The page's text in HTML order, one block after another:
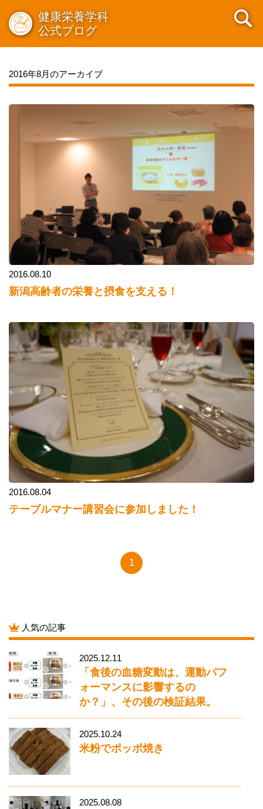
健康栄養学科
公式ブログ
2016年8月のアーカイブ
2016.08.10
新潟高齢者の栄養と摂食を支える！
2016.08.04
テーブルマナー講習会に参加しました！
1
人気の記事
2025.12.11
「食後の血糖変動は、運動パフ
ォーマンスに影響するの
か？」、その後の検証結果。
2025.10.24
米粉でポッポ焼き
2025.08.08